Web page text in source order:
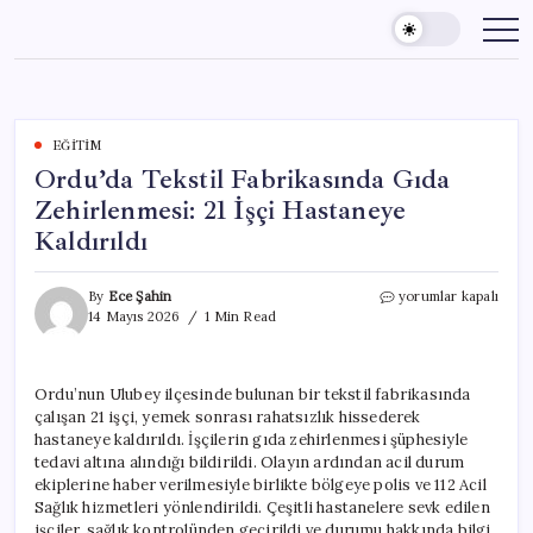
content
EĞITIM
Ordu’da Tekstil Fabrikasında Gıda
Zehirlenmesi: 21 İşçi Hastaneye
Kaldırıldı
By Ece Şahin
14 Mayıs 2026
1 Min Read
Ordu’da
21
İşçi
Hastaneye
Kaldırıldı
için
yorumlar kapalı
Ordu’nun Ulubey ilçesinde bulunan bir tekstil fabrikasında
çalışan 21 işçi, yemek sonrası rahatsızlık hissederek
hastaneye kaldırıldı. İşçilerin gıda zehirlenmesi şüphesiyle
tedavi altına alındığı bildirildi. Olayın ardından acil durum
ekiplerine haber verilmesiyle birlikte bölgeye polis ve 112 Acil
Sağlık hizmetleri yönlendirildi. Çeşitli hastanelere sevk edilen